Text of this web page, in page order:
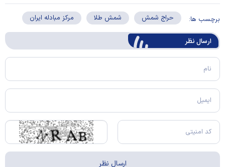
برچسب ها: حراج شمش شمش طلا مرکز مبادله ایران
ارسال‌ نظر